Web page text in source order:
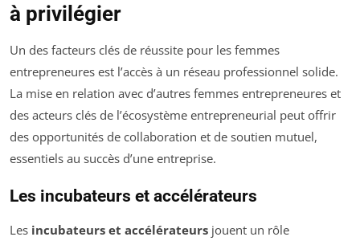
à privilégier
Un des facteurs clés de réussite pour les femmes
entrepreneures est l’accès à un réseau professionnel solide.
La mise en relation avec d’autres femmes entrepreneures et
des acteurs clés de l’écosystème entrepreneurial peut offrir
des opportunités de collaboration et de soutien mutuel,
essentiels au succès d’une entreprise.
Les incubateurs et accélérateurs
Les incubateurs et accélérateurs jouent un rôle